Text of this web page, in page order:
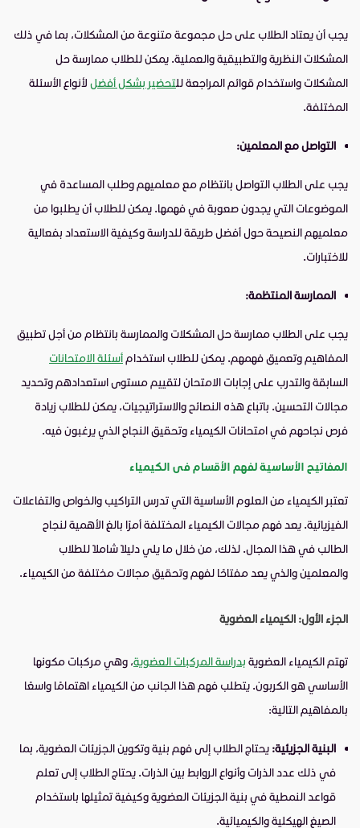
يجب أن يعتاد الطلاب على حل مجموعة متنوعة من المشكلات، بما في ذلك
المشكلات النظرية والتطبيقية والعملية. يمكن للطلاب ممارسة حل
المشكلات واستخدام قوائم المراجعة للتحضير بشكل أفضل لأنواع الأسئلة
المختلفة.
التواصل مع المعلمين:
يجب على الطلاب التواصل بانتظام مع معلميهم وطلب المساعدة في
الموضوعات التي يجدون صعوبة في فهمها. يمكن للطلاب أن يطلبوا من
معلميهم النصيحة حول أفضل طريقة للدراسة وكيفية الاستعداد بفعالية
للاختبارات.
الممارسة المنتظمة:
يجب على الطلاب ممارسة حل المشكلات والممارسة بانتظام من أجل تطبيق
المفاهيم وتعميق فهمهم. يمكن للطلاب استخدام أسئلة الامتحانات
السابقة والتدرب على إجابات الامتحان لتقييم مستوى استعدادهم وتحديد
مجالات التحسين. باتباع هذه النصائح والاستراتيجيات، يمكن للطلاب زيادة
فرص نجاحهم في امتحانات الكيمياء وتحقيق النجاح الذي يرغبون فيه.
المفاتيح الأساسية لفهم الأقسام فى الكيمياء
تعتبر الكيمياء من العلوم الأساسية التي تدرس التراكيب والخواص والتفاعلات
الفيزيائية. يعد فهم مجالات الكيمياء المختلفة أمرًا بالغ الأهمية لنجاح
الطالب في هذا المجال. لذلك، من خلال ما يلي دليلاً شاملاً للطلاب
والمعلمين والذي يعد مفتاحًا لفهم وتحقيق مجالات مختلفة من الكيمياء.
الجزء الأول: الكيمياء العضوية
تهتم الكيمياء العضوية بدراسة المركبات العضوية، وهي مركبات مكونها
الأساسي هو الكربون. يتطلب فهم هذا الجانب من الكيمياء اهتمامًا واسعًا
بالمفاهيم التالية:
البنية الجزيئية: يحتاج الطلاب إلى فهم بنية وتكوين الجزيئات العضوية، بما
في ذلك عدد الذرات وأنواع الروابط بين الذرات. يحتاج الطلاب إلى تعلم
قواعد النمطية في بنية الجزيئات العضوية وكيفية تمثيلها باستخدام
الصيغ الهيكلية والكيميائية.